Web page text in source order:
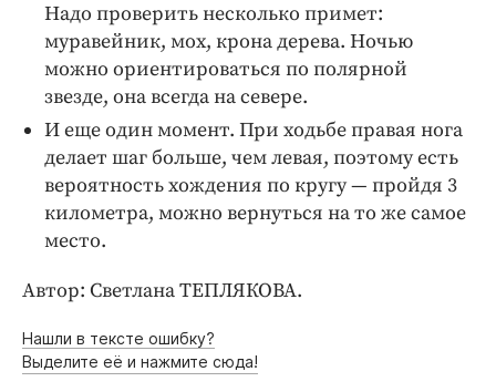
Надо проверить несколько примет:
муравейник, мох, крона дерева. Ночью
можно ориентироваться по полярной
звезде, она всегда на севере.
И еще один момент. При ходьбе правая нога
делает шаг больше, чем левая, поэтому есть
вероятность хождения по кругу — пройдя 3
километра, можно вернуться на то же самое
место.
Автор: Светлана ТЕПЛЯКОВА.
Нашли в тексте ошибку?
Выделите её и нажмите сюда!